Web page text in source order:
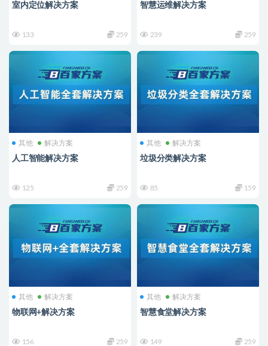
室内定位解决方案
133 259
智慧运维解决方案
239 259
其他 解决方案
人工智能解决方案
125 259
其他 解决方案
垃圾分类解决方案
85 159
其他 解决方案
物联网+解决方案
156 259
其他 解决方案
智慧食堂解决方案
149 259